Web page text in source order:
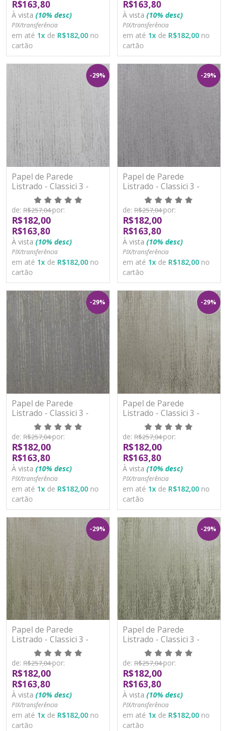
R$163,80
À vista (10% desc)
PIX/transferência
em até 1x de R$182,00 no
cartão
R$163,80
À vista (10% desc)
PIX/transferência
em até 1x de R$182,00 no
cartão
-29%
Papel de Parede
Listrado - Classici 3 -
3A93006R - Vinílico -
TNT
de: R$257,04por:
R$182,00
R$163,80
À vista (10% desc)
PIX/transferência
em até 1x de R$182,00 no
cartão
-29%
Papel de Parede
Listrado - Classici 3 -
3A93007R - Vinílico -
TNT
de: R$257,04por:
R$182,00
R$163,80
À vista (10% desc)
PIX/transferência
em até 1x de R$182,00 no
cartão
-29%
Papel de Parede
Listrado - Classici 3 -
3A93008R - Vinílico -
TNT
de: R$257,04por:
R$182,00
R$163,80
À vista (10% desc)
PIX/transferência
em até 1x de R$182,00 no
cartão
-29%
Papel de Parede
Listrado - Classici 3 -
3A93009R - Vinílico -
TNT
de: R$257,04por:
R$182,00
R$163,80
À vista (10% desc)
PIX/transferência
em até 1x de R$182,00 no
cartão
-29%
Papel de Parede
Listrado - Classici 3 -
3A93010R - Vinílico -
TNT
de: R$257,04por:
R$182,00
R$163,80
À vista (10% desc)
PIX/transferência
em até 1x de R$182,00 no
cartão
-29%
Papel de Parede
Listrado - Classici 3 -
3A93011R - Vinílico -
TNT
de: R$257,04por:
R$182,00
R$163,80
À vista (10% desc)
PIX/transferência
em até 1x de R$182,00 no
cartão